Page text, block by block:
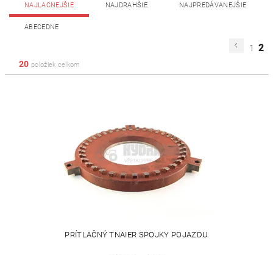
NAJLACNEJŠIE NAJDRAHŠIE NAJPREDÁVANEJŠIE
ABECEDNE
1 2
20 položiek celkom
PRÍTLAČNÝ TNAIER SPOJKY POJAZDU